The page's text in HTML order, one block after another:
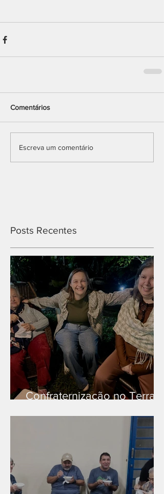
Comentários
Escreva um comentário
Posts Recentes
Confraternização no Terra